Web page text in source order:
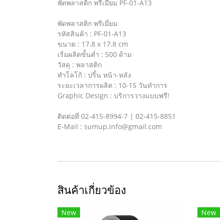
พัดพลาสติก พรีเมี่ยม PF-01-A13
พัดพลาสติก พรีเมี่ยม
รหัสสินค้า : PF-01-A13
ขนาด : 17.8 x 17.8 cm
เริ่มผลิตขั้นต่ำ : 500 ด้าม
วัสดุ : พลาสติก
ทำโลโก้ : ปริ้น หน้า-หลัง
ระยะเวลาการผลิต : 10-15 วันทำการ
Graphic Design : บริการวางแบบฟรี!
ติดต่อที่ 02-415-8994-7 | 02-415-8851
E-Mail : sumup.info@gmail.com
สินค้าเกี่ยวข้อง
New New